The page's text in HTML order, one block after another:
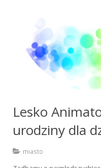
Lesko
urodziny dla
miasto